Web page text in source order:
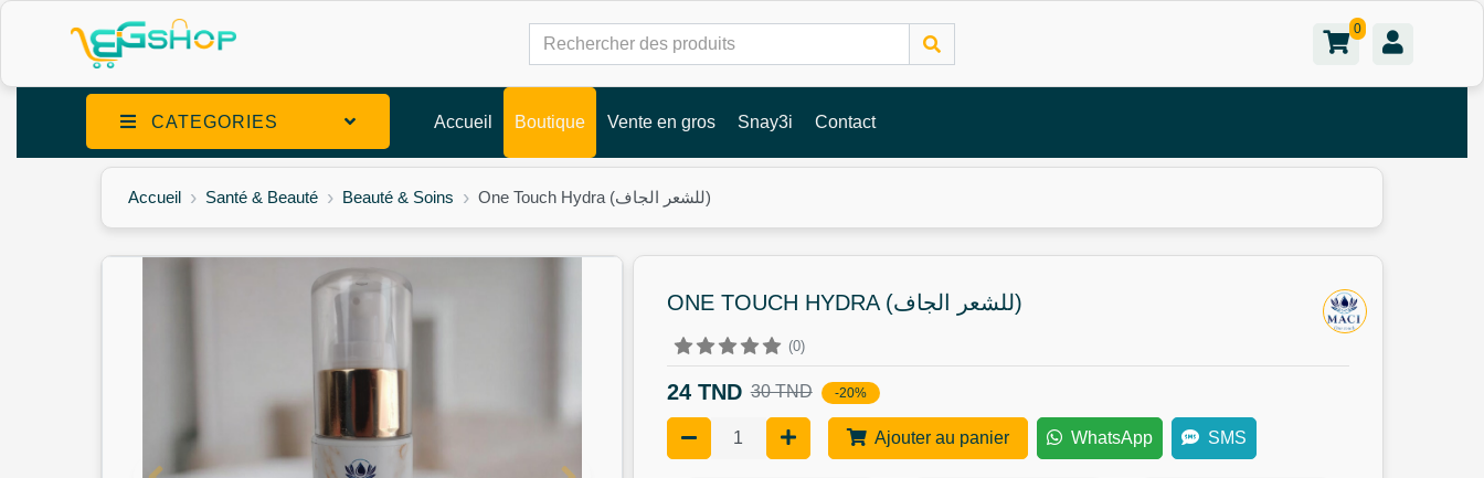
0
CATEGORIES Accueil Boutique Vente en gros Snay3i Contact
Accueil Santé & Beauté Beauté & Soins One Touch Hydra (للشعر الجاف)
ONE TOUCH HYDRA (للشعر الجاف)
(0)
24 TND 30 TND -20%
Ajouter au panier WhatsApp SMS